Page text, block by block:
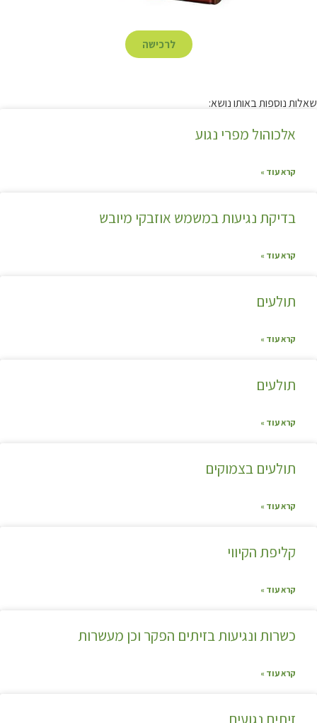
לרכישה
שאלות נוספות באותו נושא:
אלכוהול מפרי נגוע
קרא עוד »
בדיקת נגיעות במשמש אוזבקי מיובש
קרא עוד »
תולעים
קרא עוד »
תולעים
קרא עוד »
תולעים בצמוקים
קרא עוד »
קליפת הקיווי
קרא עוד »
כשרות ונגיעות בזיתים הפקר וכן מעשרות
קרא עוד »
זיתים נגועים